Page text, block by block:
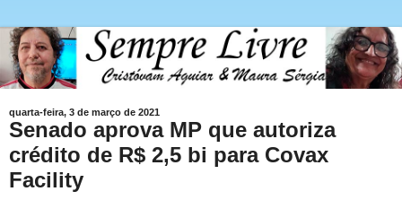
quarta-feira, 3 de março de 2021
Senado aprova MP que autoriza
crédito de R$ 2,5 bi para Covax
Facility